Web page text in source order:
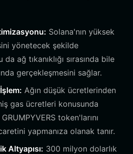
Solana'nın yüksek
yönetecek şekilde
da ağ tıkanıklığı sırasında bile
gerçekleşmesini sağlar.
Ağın düşük ücretlerinden
gas ücretleri konusunda
token'larını
yapmanıza olanak tanır.
Altyapısı: 300 milyon dolarlık